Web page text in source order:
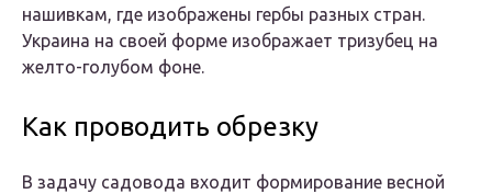
нашивкам, где изображены гербы разных стран.
Украина на своей форме изображает тризубец на
желто-голубом фоне.
Как проводить обрезку
В задачу садовода входит формирование весной